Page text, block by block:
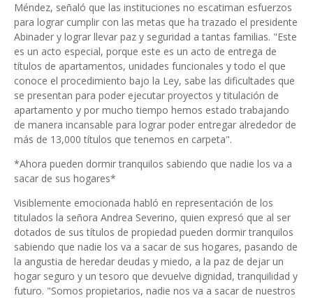
Méndez, señaló que las instituciones no escatiman esfuerzos
para lograr cumplir con las metas que ha trazado el presidente
Abinader y lograr llevar paz y seguridad a tantas familias. "Este
es un acto especial, porque este es un acto de entrega de
títulos de apartamentos, unidades funcionales y todo el que
conoce el procedimiento bajo la Ley, sabe las dificultades que
se presentan para poder ejecutar proyectos y titulación de
apartamento y por mucho tiempo hemos estado trabajando
de manera incansable para lograr poder entregar alrededor de
más de 13,000 títulos que tenemos en carpeta".
*Ahora pueden dormir tranquilos sabiendo que nadie los va a
sacar de sus hogares*
Visiblemente emocionada habló en representación de los
titulados la señora Andrea Severino, quien expresó que al ser
dotados de sus títulos de propiedad pueden dormir tranquilos
sabiendo que nadie los va a sacar de sus hogares, pasando de
la angustia de heredar deudas y miedo, a la paz de dejar un
hogar seguro y un tesoro que devuelve dignidad, tranquilidad y
futuro. "Somos propietarios, nadie nos va a sacar de nuestros